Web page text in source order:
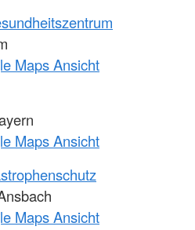
Maps Ansicht
Maps Ansicht
Maps Ansicht